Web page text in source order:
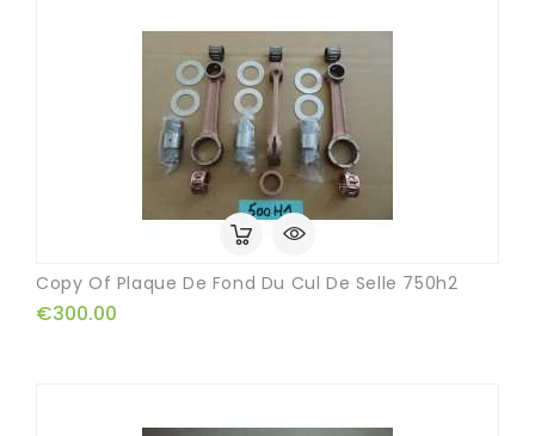
Copy Of Plaque De Fond Du Cul De Selle 750h2
€300.00